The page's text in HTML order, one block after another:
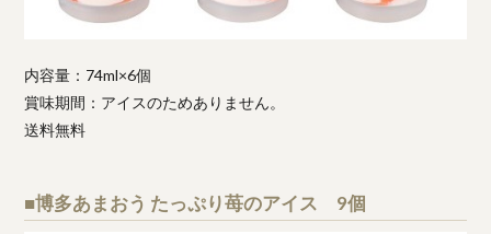
内容量：74ml×6個
賞味期間：アイスのためありません。
送料無料
■博多あまおう たっぷり苺のアイス 9個